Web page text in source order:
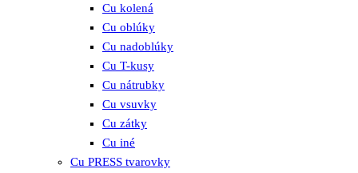
Cu kolená
Cu oblúky
Cu nadoblúky
Cu T-kusy
Cu nátrubky
Cu vsuvky
Cu zátky
Cu iné
Cu PRESS tvarovky